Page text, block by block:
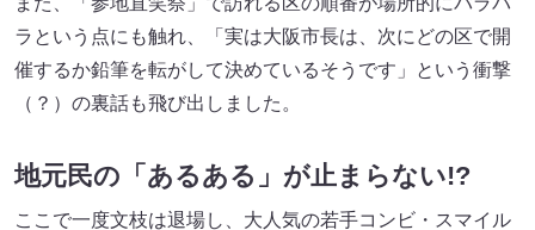
ラという点にも触れ、「実は大阪市長は、次にどの区で開
催するか鉛筆を転がして決めているそうです」という衝撃
（？）の裏話も飛び出しました。
地元民の「あるある」が止まらない!?
ここで一度文枝は退場し、大人気の若手コンビ・スマイル